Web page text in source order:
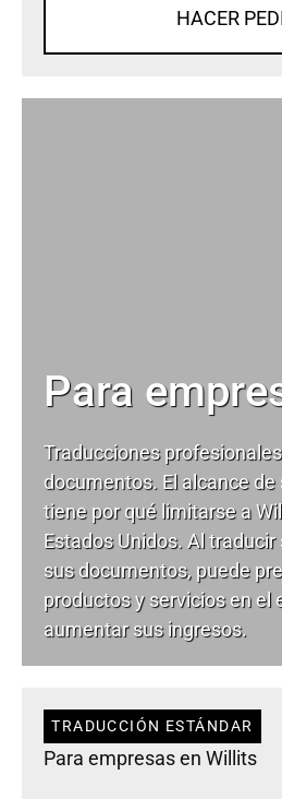
HACER
Para
Traducciones
documentos. El alcance de
tiene por qué limitarse a
Estados Unidos. Al
sus documentos, puede
productos y servicios en el
aumentar sus ingresos.
TRADUCCIÓN ESTÁNDAR
Para empresas en Willits